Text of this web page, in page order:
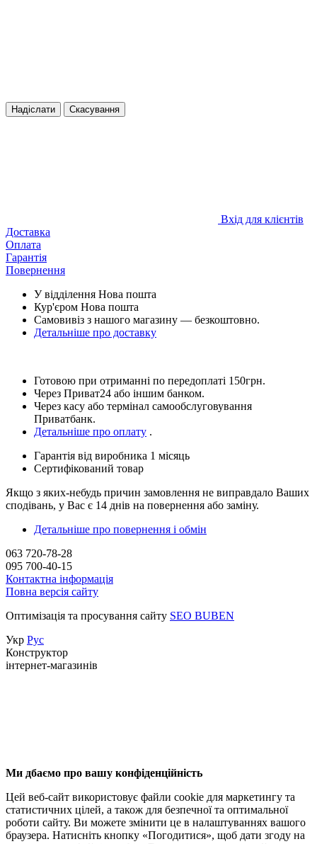
Надіслати Скасування
Вхід для клієнтів
Доставка
Оплата
Гарантія
Повернення
У відділення Нова пошта
Кур'єром Нова пошта
Самовивіз з нашого магазину — безкоштовно.
Детальніше про доставку
Готовою при отриманні по передоплаті 150грн.
Через Приват24 або іншим банком.
Через касу або термінал самообслуговування
Приватбанк.
Детальніше про оплату .
Гарантія від виробника 1 місяць
Сертифікований товар
Якщо з яких-небудь причин замовлення не виправдало Ваших
сподівань, у Вас є 14 днів на повернення або заміну.
Детальніше про повернення і обмін
063 720-78-28
095 700-40-15
Контактна інформація
Повна версія сайту
Оптимізація та просування сайту SEO BUBEN
Укр Рус
Конструктор
інтернет-магазинів
Ми дбаємо про вашу конфіденційність
Цей веб-сайт використовує файли cookie для маркетингу та
статистичних цілей, а також для безпечної та оптимальної
роботи сайту. Ви можете змінити це в налаштуваннях вашого
браузера. Натисніть кнопку «Погодитися», щоб дати згоду на